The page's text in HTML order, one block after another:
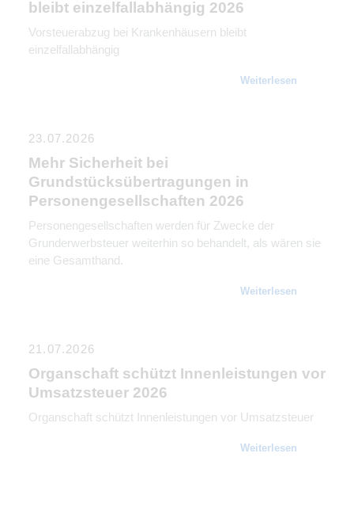
bleibt einzelfallabhängig 2026
Vorsteuerabzug bei Krankenhäusern bleibt
einzelfallabhängig
Weiterlesen
23.07.2026
Mehr Sicherheit bei
Grundstücksübertragungen in
Personengesellschaften 2026
Personengesellschaften werden für Zwecke der
Grunderwerbsteuer weiterhin so behandelt, als wären sie
eine Gesamthand.
Weiterlesen
21.07.2026
Organschaft schützt Innenleistungen vor
Umsatzsteuer 2026
Organschaft schützt Innenleistungen vor Umsatzsteuer
Weiterlesen